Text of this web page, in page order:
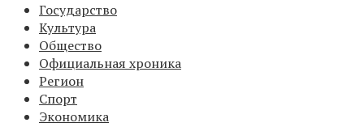
Государство
Культура
Общество
Официальная хроника
Регион
Спорт
Экономика